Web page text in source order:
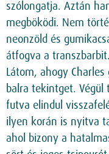
szólongatja. Aztán
megböködi. Nem
neonzöld és
átfogva a transzbarbit.
Látom, ahogy
balra tekintget.
futva elindul
ilyen korán is nyitva
ahol bizony a